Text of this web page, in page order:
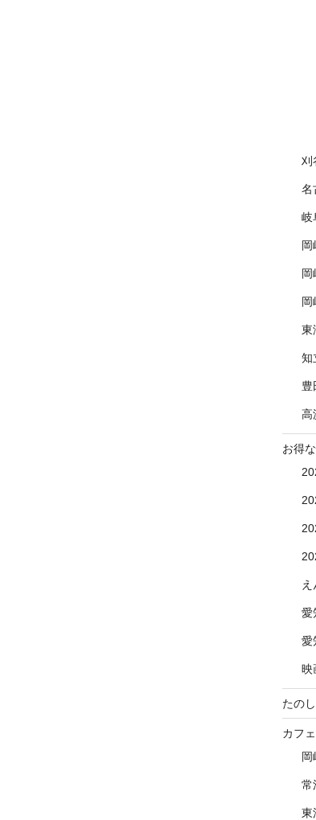
刈
名
岐
岡
岡
東
知
豊
高
お得
愛
愛
映
たの
カフェ
岡
常
東